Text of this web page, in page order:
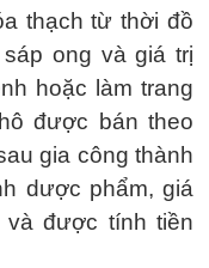
thạch từ thời đồ
ong và giá trị
hoặc làm trang
được bán theo
gia công thành
dược phẩm, giá
được tính tiền